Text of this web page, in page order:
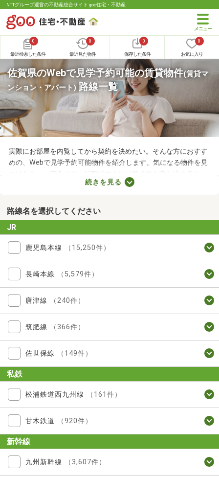
NTTグループ運営の不動産総合サイト goo住宅・不動産
0
最近検索した条件
0
最近見た物件
0
保存した条件
0
お気に入り
佐賀県のWebで見学予約可能の賃貸物件(賃貸マ
ンション・アパート) 路線一覧
実際にお部屋を内覧してから契約を決めたい。そんな方におすす
めの、Webで見学予約可能物件を紹介します。気になる物件を見
つけたら、ご都合のよい日程ですぐに見学予約を申し込めるの
で、お部屋探しもスムーズに進みますよ。複数のお部屋を実際に
続きを見る
路線名を選択してください
JR
鹿児島本線 （15,250件）
長崎本線 （5,579件）
唐津線 （240件）
筑肥線 （366件）
佐世保線 （149件）
私鉄
松浦鉄道西九州線 （161件）
甘木鉄道 （920件）
新幹線
九州新幹線 （3,607件）